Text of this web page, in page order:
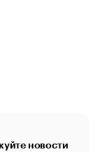
новости